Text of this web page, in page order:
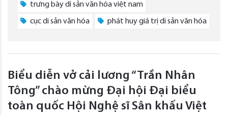
trưng bày di sản văn hóa việt nam
cục di sản văn hóa phát huy giá trị di sản văn hóa
Biểu diễn vở cải lương “Trần Nhân
Tông” chào mừng Đại hội Đại biểu
toàn quốc Hội Nghệ sĩ Sân khấu Việt